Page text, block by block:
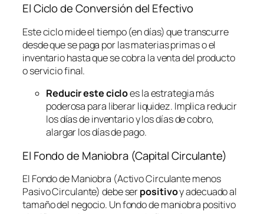
El Ciclo de Conversión del Efectivo
Este ciclo mide el tiempo (en días) que transcurre
desde que se paga por las materias primas o el
inventario hasta que se cobra la venta del producto
o servicio final.
Reducir este cicloes la estrategia más
poderosa para liberar liquidez. Implica reducir
los días de inventario y los días de cobro,
alargar los días de pago.
El Fondo de Maniobra (Capital Circulante)
El Fondo de Maniobra (Activo Circulante menos
Pasivo Circulante) debe serpositivoy adecuado al
tamaño del negocio. Un fondo de maniobra positivo